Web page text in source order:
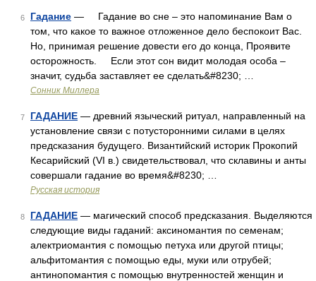
6 Гадание — Гадание во сне – это напоминание Вам о
том, что какое то важное отложенное дело беспокоит Вас.
Но, принимая решение довести его до конца, Проявите
осторожность. Если этот сон видит молодая особа –
значит, судьба заставляет ее сделать&#8230; …
Сонник Миллера
7 ГАДАНИЕ — древний языческий ритуал, направленный на
установление связи с потусторонними силами в целях
предсказания будущего. Византийский историк Прокопий
Кесарийский (VI в.) свидетельствовал, что склавины и анты
совершали гадание во время&#8230; …
Русская история
8 ГАДАНИЕ — магический способ предсказания. Выделяются
следующие виды гаданий: аксиномантия по семенам;
алектриомантия с помощью петуха или другой птицы;
альфитомантия с помощью еды, муки или отрубей;
антинопомантия с помощью внутренностей женщин и